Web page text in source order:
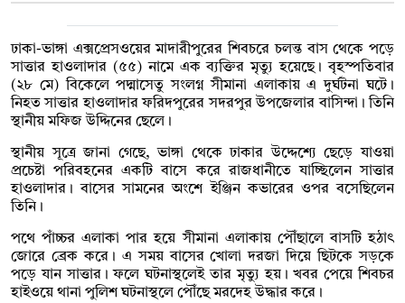
ঢাকা-ভাঙ্গা এক্সপ্রেসওয়ের মাদারীপুরের শিবচরে চলন্ত বাস থেকে পড়ে
সাত্তার হাওলাদার (৫৫) নামে এক ব্যক্তির মৃত্যু হয়েছে। বৃহস্পতিবার
(২৮ মে) বিকেলে পদ্মাসেতু সংলগ্ন সীমানা এলাকায় এ দুর্ঘটনা ঘটে।
নিহত সাত্তার হাওলাদার ফরিদপুরের সদরপুর উপজেলার বাসিন্দা। তিনি
স্থানীয় মফিজ উদ্দিনের ছেলে।
স্থানীয় সূত্রে জানা গেছে, ভাঙ্গা থেকে ঢাকার উদ্দেশ্যে ছেড়ে যাওয়া
প্রচেষ্টা পরিবহনের একটি বাসে করে রাজধানীতে যাচ্ছিলেন সাত্তার
হাওলাদার। বাসের সামনের অংশে ইঞ্জিন কভারের ওপর বসেছিলেন
তিনি।
পথে পাঁচ্চর এলাকা পার হয়ে সীমানা এলাকায় পৌঁছালে বাসটি হঠাৎ
জোরে ব্রেক করে। এ সময় বাসের খোলা দরজা দিয়ে ছিটকে সড়কে
পড়ে যান সাত্তার। ফলে ঘটনাস্থলেই তার মৃত্যু হয়। খবর পেয়ে শিবচর
হাইওয়ে থানা পুলিশ ঘটনাস্থলে পৌঁছে মরদেহ উদ্ধার করে।